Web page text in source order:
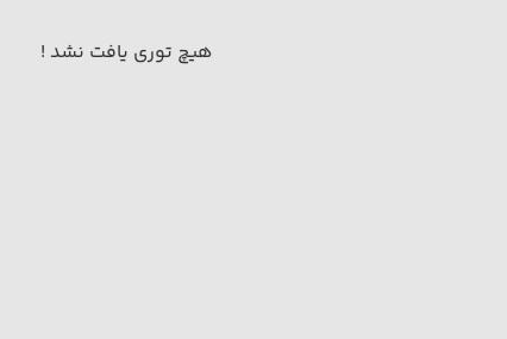
هیچ توری یافت نشد !